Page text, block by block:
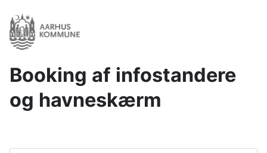
til
hovedindhold
Booking af infostandere
og havneskærm